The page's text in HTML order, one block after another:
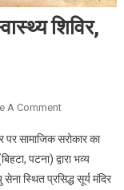
शिविर,
A CommentOn छठ महापर्व
विशाल स्वास्थ्य
शिविर, सैकड़ों
लोगों ने उठाया
सामाजिक सरोकार का
पटना) द्वारा भव्य
स्थित प्रसिद्ध सूर्य मंदिर